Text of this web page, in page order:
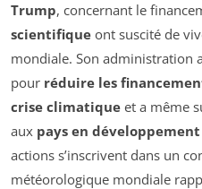
Trump, concernant le
scientifique ont suscité de
mondiale. Son administration
pour réduire les
crise climatique et a même
aux pays en développement
actions s’inscrivent dans un
météorologique mondiale